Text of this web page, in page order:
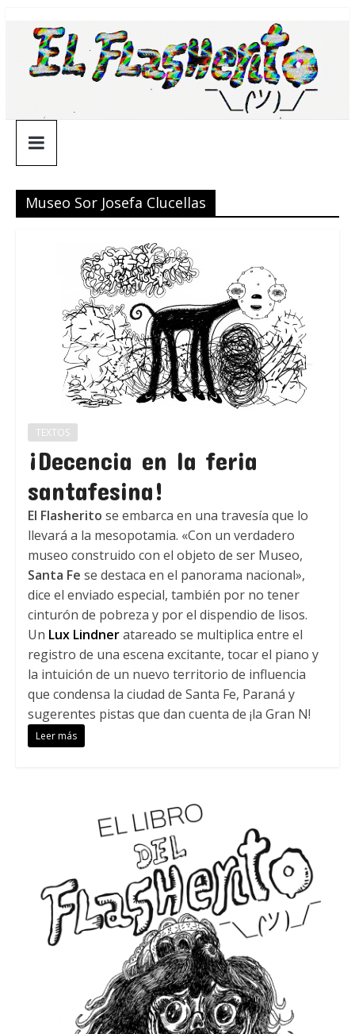
contenido
¯\_(ツ)_/
¯
Museo Sor Josefa Clucellas
TEXTOS
¡Decencia en la feria
santafesina!
El Flasherito se embarca en una travesía que lo
llevará a la mesopotamia. «Con un verdadero
museo construido con el objeto de ser Museo,
Santa Fe se destaca en el panorama nacional»,
dice el enviado especial, también por no tener
cinturón de pobreza y por el dispendio de lisos.
Un Lux Lindneratareado se multiplica entre el
registro de una escena excitante, tocar el piano y
la intuición de un nuevo territorio de influencia
que condensa la ciudad de Santa Fe, Paraná y
sugerentes pistas que dan cuenta de ¡la Gran N!
Leer más